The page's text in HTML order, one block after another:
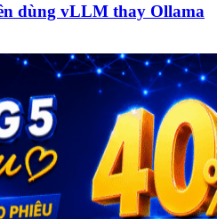
dùng vLLM thay Ollama